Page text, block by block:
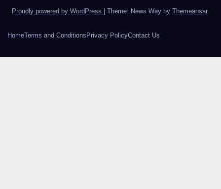
Proudly powered by WordPress Theme: News Way by Themeansar.
HomeTerms and ConditionsPrivacy PolicyContact Us